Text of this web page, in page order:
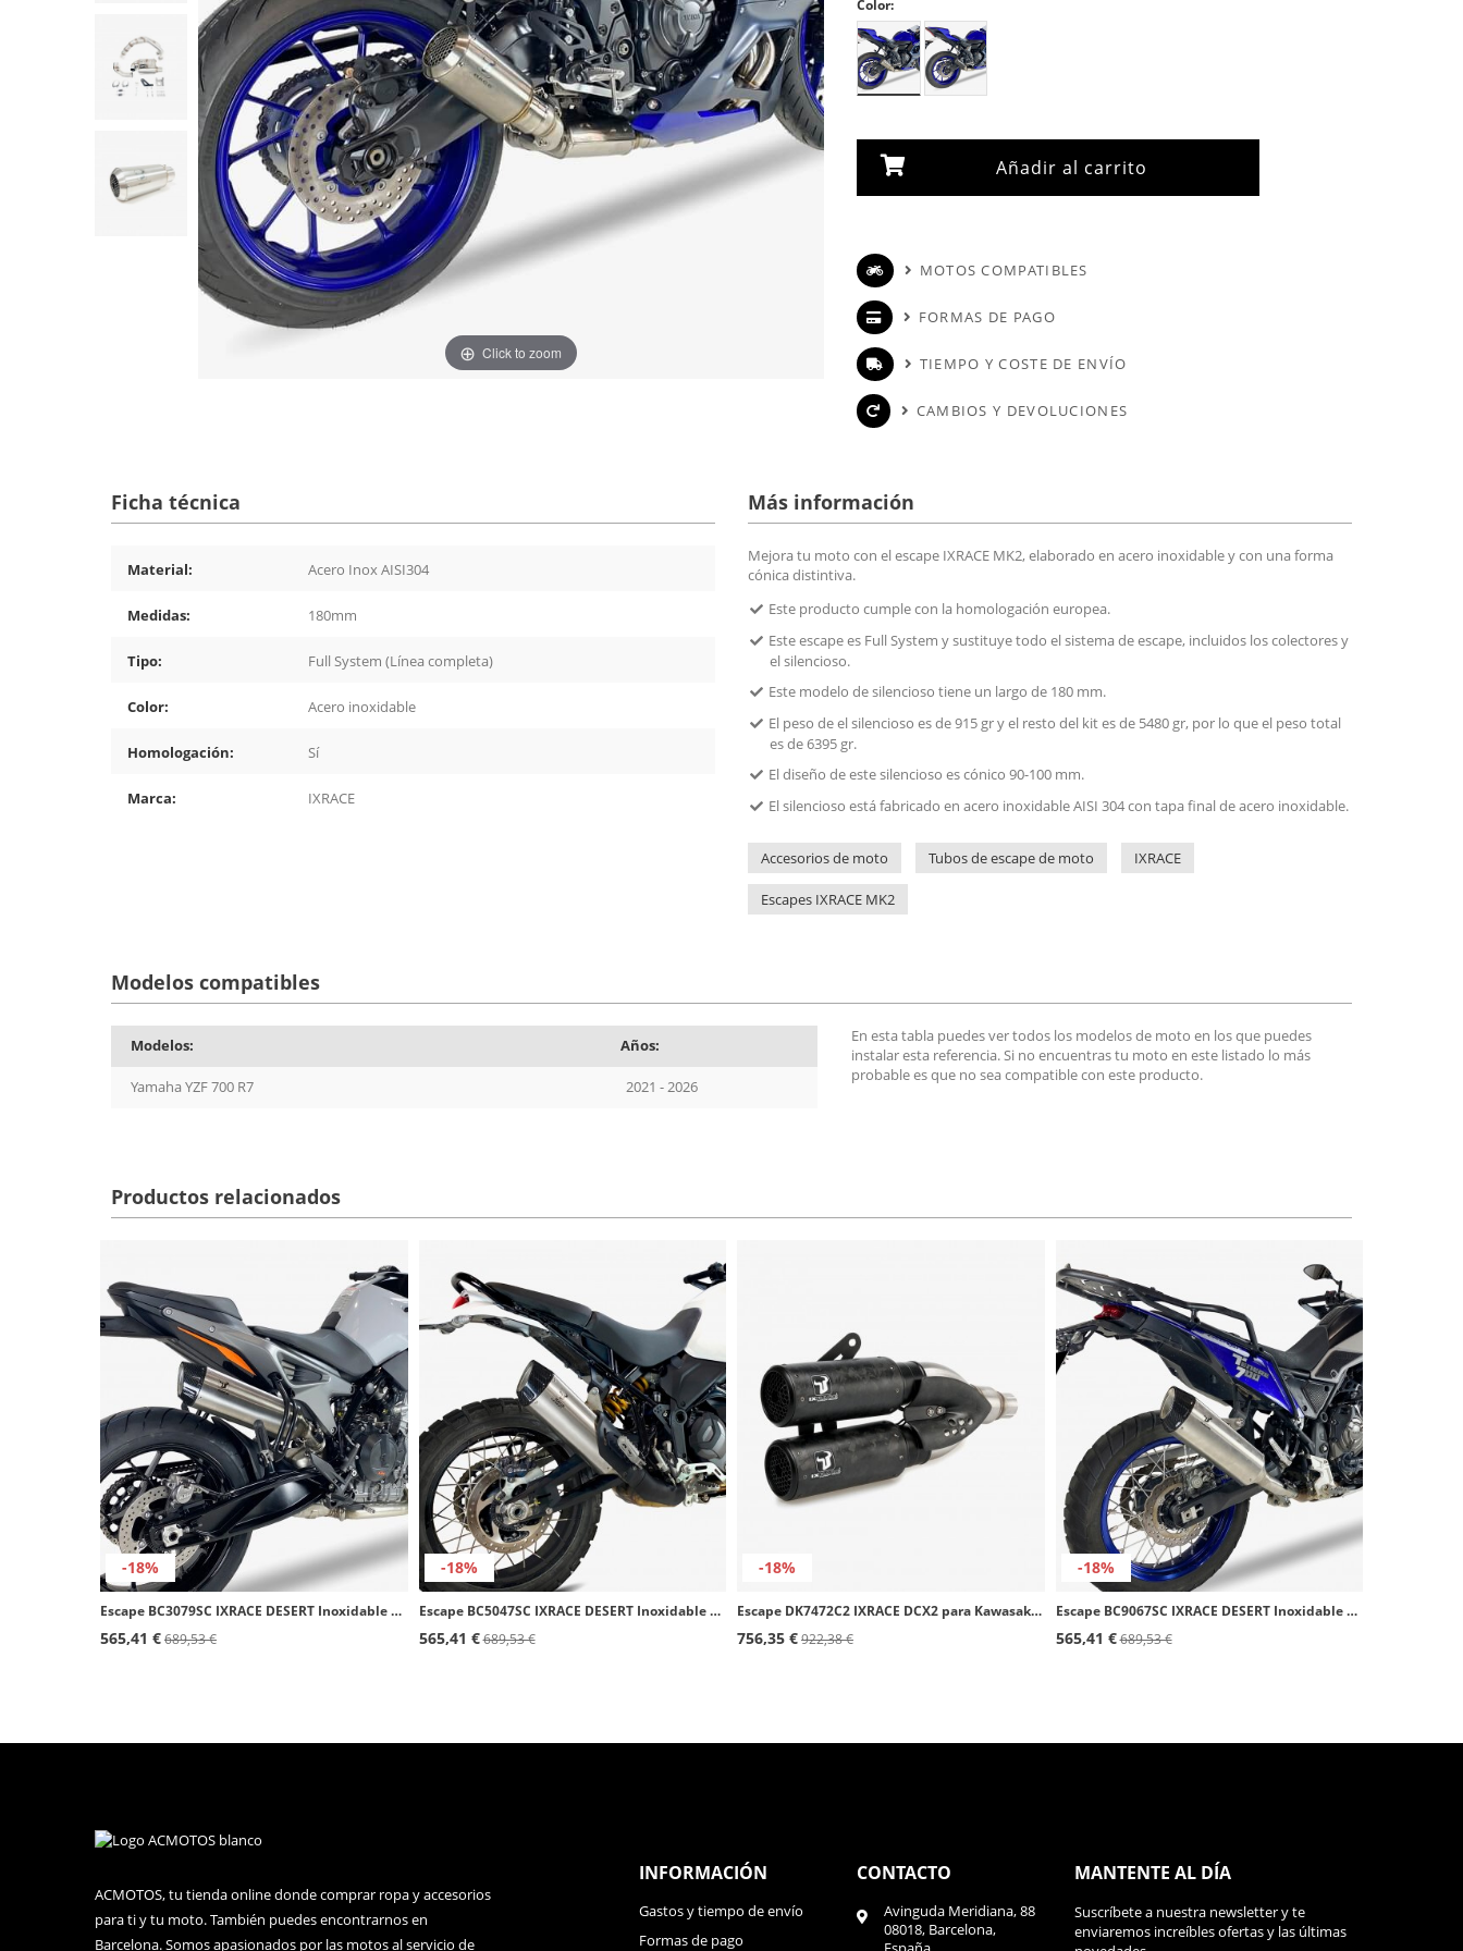
Click to zoom
Color:
Añadir al carrito
MOTOS COMPATIBLES
FORMAS DE PAGO
TIEMPO Y COSTE DE ENVÍO
CAMBIOS Y DEVOLUCIONES
Ficha técnica
Material: Acero Inox AISI304
Medidas: 180mm
Tipo: Full System (Línea completa)
Color: Acero inoxidable
Homologación: Sí
Marca: IXRACE
Más información
Mejora tu moto con el escape IXRACE MK2, elaborado en acero inoxidable y con una forma
cónica distintiva.
Este producto cumple con la homologación europea.
Este escape es Full System y sustituye todo el sistema de escape, incluidos los colectores y
el silencioso.
Este modelo de silencioso tiene un largo de 180 mm.
El peso de el silencioso es de 915 gr y el resto del kit es de 5480 gr, por lo que el peso total
es de 6395 gr.
El diseño de este silencioso es cónico 90-100 mm.
El silencioso está fabricado en acero inoxidable AISI 304 con tapa final de acero inoxidable.
Accesorios de moto Tubos de escape de moto IXRACE
Escapes IXRACE MK2
Modelos compatibles
Modelos: Años:
Yamaha YZF 700 R7 2021 - 2026
En esta tabla puedes ver todos los modelos de moto en los que puedes
instalar esta referencia. Si no encuentras tu moto en este listado lo más
probable es que no sea compatible con este producto.
Productos relacionados
-18%
Escape BC3079SC IXRACE DESERT Inoxidable para KTM Duke 790 (18-20), 890/R/L (20-23)
565,41 €689,53 €
-18%
Escape BC5047SC IXRACE DESERT Inoxidable para Ducati DESERTX / Rally (22-24)
565,41 €689,53 €
-18%
Escape DK7472C2 IXRACE DCX2 para Kawasaki Z 900/A2 (16-24)
756,35 €922,38 €
-18%
Escape BC9067SC IXRACE DESERT Inoxidable para Yamaha Ténéré 700 / World Raid (19-24)
565,41 €689,53 €
ACMOTOS, tu tienda online donde comprar ropa y accesorios
para ti y tu moto. También puedes encontrarnos en
Barcelona. Somos apasionados por las motos al servicio de
INFORMACIÓN
Gastos y tiempo de envío
Formas de pago
CONTACTO
Avinguda Meridiana, 88
08018, Barcelona,
MANTENTE AL DÍA
Suscríbete a nuestra newsletter y te
enviaremos increíbles ofertas y las últimas